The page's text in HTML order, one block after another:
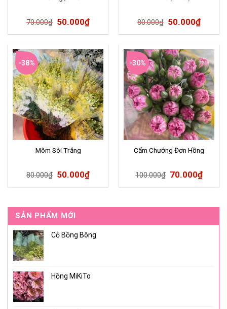
SẢN PHẨM MỚI
Cỏ Bồng Bông
Hồng MiKiTo
70.000₫ 50.000₫ 80.000₫ 50.000₫
-38%
Mõm Sói Trắng
80.000₫ 50.000₫
-30%
Cẩm Chướng Đơn Hồng
100.000₫ 70.000₫